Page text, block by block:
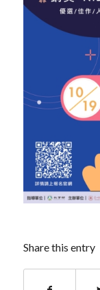
Share this entry